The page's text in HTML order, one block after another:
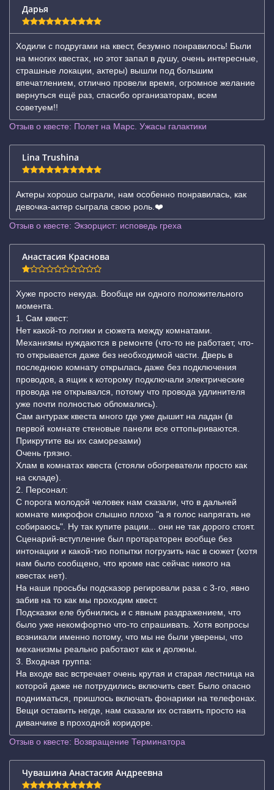
Дарья
Ходили с подругами на квест, безумно понравилось! Были
на многих квестах, но этот запал в душу, очень интересные,
страшные локации, актеры) вышли под большим
впечатлением, отлично провели время, огромное желание
вернуться ещё раз, спасибо организаторам, всем
советуем!!
Отзыв о квесте: Полет на Марс. Ужасы галактики
Lina Trushina
Актеры хорошо сыграли, нам особенно понравилась, как
девочка-актер сыграла свою роль.❤️
Отзыв о квесте: Экзорцист: исповедь греха
Анастасия Краснова
Хуже просто некуда. Вообще ни одного положительного
момента.
1. Сам квест:
Нет какой-то логики и сюжета между комнатами.
Механизмы нуждаются в ремонте (что-то не работает, что-
то открывается даже без необходимой части. Дверь в
последнюю комнату открылась даже без подключения
проводов, а ящик к которому подключали электрические
провода не открывался, потому что провода удлинителя
уже почти полностью обломались).
Сам антураж квеста много где уже дышит на ладан (в
первой комнате стеновые панели все оттопыриваются.
Прикрутите вы их саморезами)
Очень грязно.
Хлам в комнатах квеста (стояли обогреватели просто как
на складе).
2. Персонал:
С порога молодой человек нам сказали, что в дальней
комнате микрофон слышно плохо "а я голос напрягать не
собираюсь". Ну так купите рации... они не так дорого стоят.
Сценарий-вступление был протараторен вообще без
интонации и какой-тио попытки погрузить нас в сюжет (хотя
нам было сообщено, что кроме нас сейчас никого на
квестах нет).
На наши просьбы подсказор регировали раза с 3-го, явно
забив на то как мы проходим квест.
Подсказки еле бубнились и с явным раздражением, что
было уже некомфортно что-то спрашивать. Хотя вопросы
возникали именно потому, что мы не были уверены, что
механизмы реально работают как и должны.
3. Входная группа:
На входе вас встречает очень крутая и старая лестница на
которой даже не потрудились включить свет. Было опасно
подниматься, пришлось включать фонарики на телефонах.
Вещи оставить негде, нам сказали их оставить просто на
диванчике в проходной коридоре.
Отзыв о квесте: Возвращение Терминатора
Чувашина Анастасия Андреевна